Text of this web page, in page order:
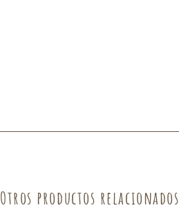
Otros productos relacionados